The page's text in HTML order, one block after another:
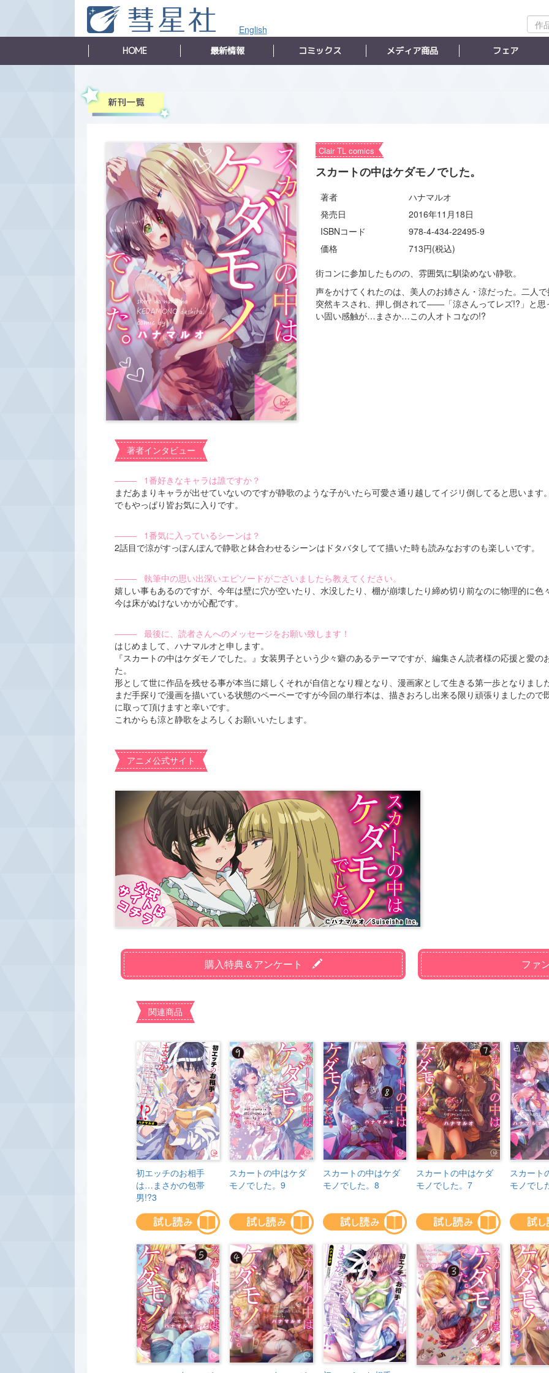
English
作
品
HOME 最新情報 コミックス メディア商品 フェア
Clair TL comics
スカートの中はケダモノでした。
著者
ハナマルオ
発売日
2016年11月18日
ISBNコード
978-4-434-22495-9
価格
713円(税込)
街コンに参加したものの、雰囲気に馴染めない静歌。
声をかけてくれたのは、美人のお姉さん・涼だった。二人
突然キスされ、押し倒されて――「涼さんってレズ!?」と思
い固い感触が…まさか…この人オトコなの!?
著者インタビュー
―――1番好きなキャラは誰ですか？
まだあまりキャラが出せていないのですが静歌のような子がいたら可愛さ通り越してイジリ倒してると思います
でもやっぱり皆お気に入りです。
―――1番気に入っているシーンは？
2話目で涼がすっぽんぽんで静歌と鉢合わせるシーンはドタバタしてて描いた時も読みなおすのも楽しいです。
―――執筆中の思い出深いエピソードがございましたら教えてください。
嬉しい事もあるのですが、今年は壁に穴が空いたり、水没したり、棚が崩壊したり締め切り前なのに物理的に色
今は床がぬけないかが心配です。
―――最後に、読者さんへのメッセージをお願い致します！
はじめまして、ハナマルオと申します。
『スカートの中はケダモノでした。』女装男子という少々癖のあるテーマですが、編集さん読者様の応援と愛
た。
形として世に作品を残せる事が本当に嬉しくそれが自信となり糧となり、漫画家として生きる第一歩となりまし
まだ手探りで漫画を描いている状態のペーペーですが今回の単行本は、描きおろし出来る限り頑張りましたの
に取って頂けますと幸いです。
これからも涼と静歌をよろしくお願いいたします。
アニメ公式サイト
購入特典＆アンケート ファ
関連商品
初エッチのお相手
は…まさかの包帯
男!?3
スカートの中はケダ
モノでした。9
スカートの中はケダ
モノでした。8
スカートの中はケダ
モノでした。7
スカート
モノでし